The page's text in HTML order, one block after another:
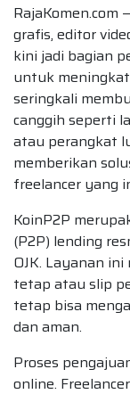
RajaKomen.com
grafis, editor
kini jadi bagian
untuk
seringkali
canggih seperti
atau perangkat
memberikan
freelancer yang
KoinP2P
(P2P) lending
OJK. Layanan
tetap atau slip
tetap bisa
dan aman.
Proses
online.